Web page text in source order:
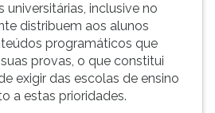
inclusive no
distribuem aos alunos
programáticos que
provas, o que constitui
exigir das escolas de ensino
a estas prioridades.